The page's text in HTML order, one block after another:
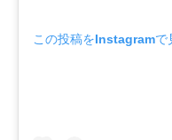
この投稿をInstagramで